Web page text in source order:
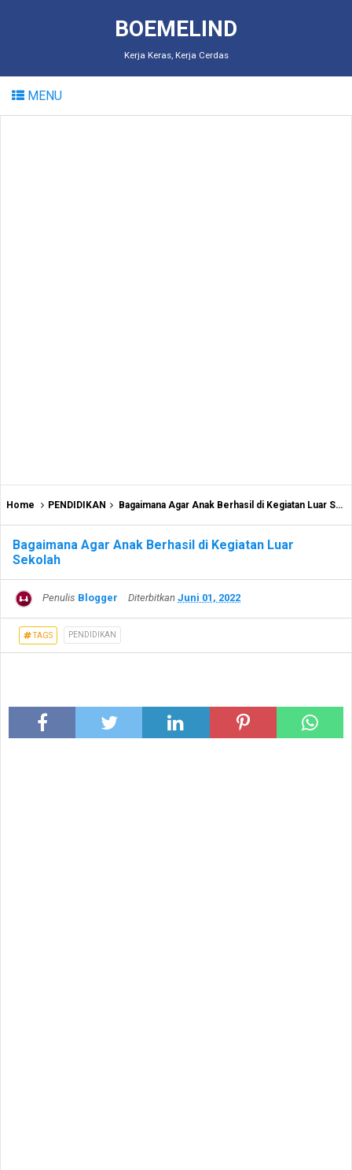
BOEMELIND
Kerja Keras, Kerja Cerdas
MENU
Home PENDIDIKAN Bagaimana Agar Anak Berhasil di Kegiatan Luar Sekolah
Bagaimana Agar Anak Berhasil di Kegiatan Luar
Sekolah
Penulis Blogger Diterbitkan Juni 01, 2022
TAGS PENDIDIKAN